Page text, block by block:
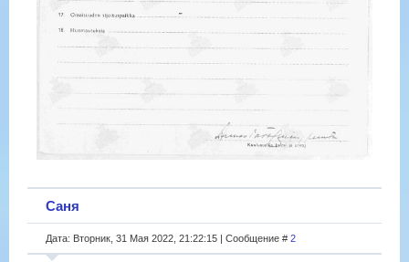
Саня
Дата: Вторник, 31 Мая 2022, 21:22:15 | Сообщение # 2